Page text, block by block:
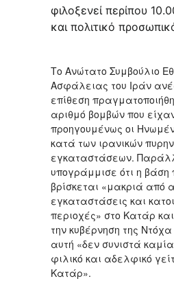
φιλοξενεί περίπου
και πολιτικό
Το Ανώτατο Συμβούλιο
Ασφάλειας του Ιράν
επίθεση
αριθμό βομβών που
προηγουμένως οι
κατά των ιρανικών
εγκαταστάσεων.
υπογράμμισε ότι η βάση
βρίσκεται «μακριά από
εγκαταστάσεις και
περιοχές» στο Κατάρ
την κυβέρνηση της
αυτή «δεν συνιστά
φιλικό και αδελφικό
Κατάρ».